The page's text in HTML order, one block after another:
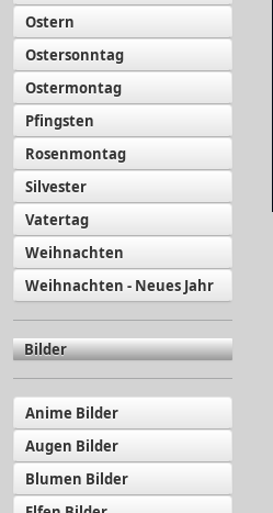
Ostern
Ostersonntag
Ostermontag
Pfingsten
Rosenmontag
Silvester
Vatertag
Weihnachten
Weihnachten - Neues Jahr
Bilder
Anime Bilder
Augen Bilder
Blumen Bilder